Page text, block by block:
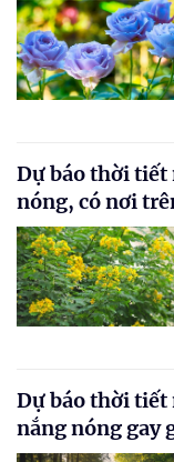
Dự báo thời tiết
nóng, có nơi
Dự báo thời tiết
nắng nóng gay